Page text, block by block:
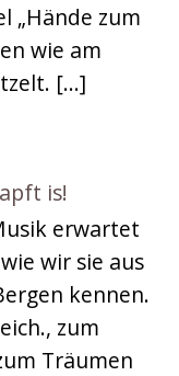
„Hände zum
wie am
[…]
is!
erwartet
wir sie aus
kennen.
zum
Träumen